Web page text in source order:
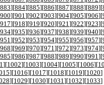
883][884][885][886][887][888][889][
900][901 ][902][903][904][905][906][
917][918][919][920][921 ][922][923][
934][935][936][937][938][939][940][
951 ][952][953][954][955][956][957][
968][969][970][971 ][972][973][974][
985][986][987][988][989][990][991 ][
][1002][1003][1004][1005][1006][
][1016][1017][1018][1019][1020]
][1029][1030][1031 ][1032][1033]